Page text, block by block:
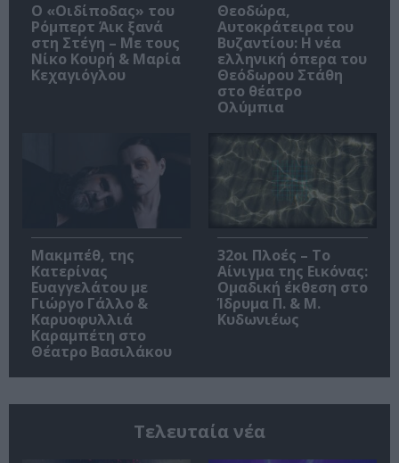
O «Οιδίποδας» του
Ρόμπερτ Άικ ξανά
στη Στέγη – Με τους
Νίκο Κουρή & Μαρία
Κεχαγιόγλου
Θεοδώρα,
Αυτοκράτειρα του
Βυζαντίου: Η νέα
ελληνική όπερα του
Θεόδωρου Στάθη
στο θέατρο
Ολύμπια
Μακμπέθ, της
Κατερίνας
Ευαγγελάτου με
Γιώργο Γάλλο &
Καρυοφυλλιά
Καραμπέτη στο
Θέατρο Βασιλάκου
32οι Πλοές – Το
Αίνιγμα της Εικόνας:
Ομαδική έκθεση στο
Ίδρυμα Π. & Μ.
Κυδωνιέως
Τελευταία νέα